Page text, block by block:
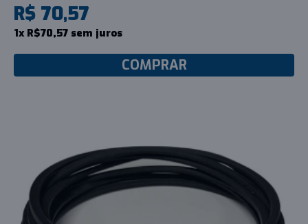
R$ 70,57
1x R$70,57 sem juros
COMPRAR